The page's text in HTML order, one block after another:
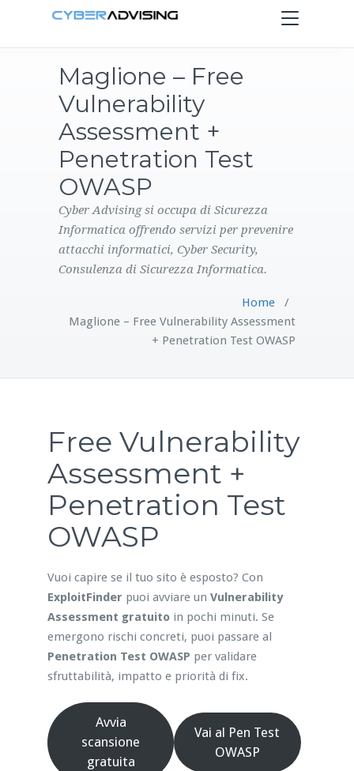
Toggle
navigation
PRODOTTI
CONTATTI
Maglione – Free
Vulnerability
Assessment +
Penetration Test
OWASP
Cyber Advising si occupa di Sicurezza
Informatica offrendo servizi per prevenire
attacchi informatici, Cyber Security,
Consulenza di Sicurezza Informatica.
Home/
Maglione – Free Vulnerability Assessment
+ Penetration Test OWASP
Free Vulnerability
Assessment +
Penetration Test
OWASP
Vuoi capire se il tuo sito è esposto? Con
ExploitFinder puoi avviare un Vulnerability
Assessment gratuitoin pochi minuti. Se
emergono rischi concreti, puoi passare al
Penetration Test OWASP per validare
sfruttabilità, impatto e priorità di fix.
Avvia
scansione
gratuita
Vai al Pen Test
OWASP